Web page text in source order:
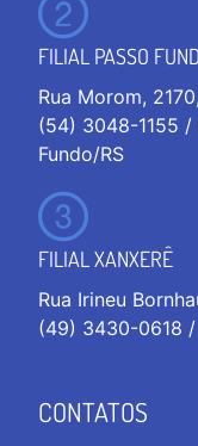
FILIAL PASSO
Rua Morom,
(54) 3048-1155 /
Fundo/RS
FILIAL XANXERÊ
Rua Irineu
(49) 3430-0618
CONTATOS